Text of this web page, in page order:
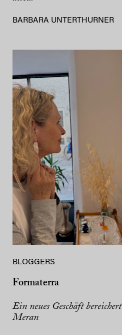
BARBARA UNTERTHURNER
BLOGGERS
Formaterra
Ein neues Geschäft bereichert
Meran